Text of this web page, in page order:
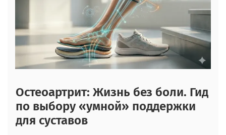
Остеоартрит: Жизнь без боли. Гид
по выбору «умной» поддержки
для суставов